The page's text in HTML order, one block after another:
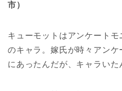
市）
キューモットはアンケート
のキャラ。嫁氏が時々アンケ
にあったんだが、キャラいた